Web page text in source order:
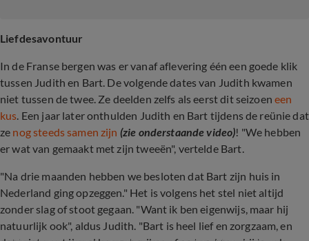
Liefdesavontuur
In de Franse bergen was er vanaf aflevering één een goede klik
tussen Judith en Bart. De volgende dates van Judith kwamen
niet tussen de twee. Ze deelden zelfs als eerst dit seizoen een
kus. Een jaar later onthulden Judith en Bart tijdens de reünie dat
ze nog steeds samen zijn (zie onderstaande video)! "We hebben
er wat van gemaakt met zijn tweeën", vertelde Bart.
"Na drie maanden hebben we besloten dat Bart zijn huis in
Nederland ging opzeggen." Het is volgens het stel niet altijd
zonder slag of stoot gegaan. "Want ik ben eigenwijs, maar hij
natuurlijk ook", aldus Judith. "Bart is heel lief en zorgzaam, en